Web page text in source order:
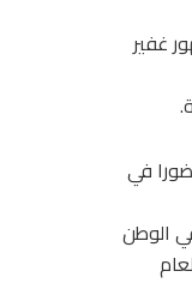
غفير
في
الثقافية في الوطن